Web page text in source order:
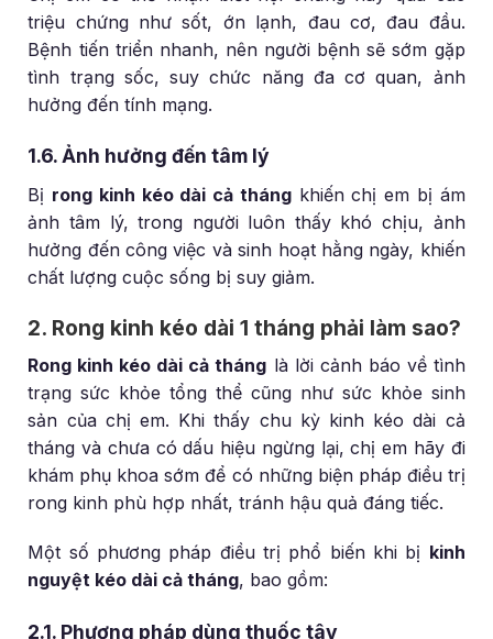
triệu chứng như sốt, ớn lạnh, đau cơ, đau đầu.
Bệnh tiến triển nhanh, nên người bệnh sẽ sớm gặp
tình trạng sốc, suy chức năng đa cơ quan, ảnh
hưởng đến tính mạng.
1.6. Ảnh hưởng đến tâm lý
Bị rong kinh kéo dài cả thángkhiến chị em bị ám
ảnh tâm lý, trong người luôn thấy khó chịu, ảnh
hưởng đến công việc và sinh hoạt hằng ngày, khiến
chất lượng cuộc sống bị suy giảm.
2. Rong kinh kéo dài 1 tháng phải làm sao?
Rong kinh kéo dài cả tháng là lời cảnh báo về tình
trạng sức khỏe tổng thể cũng như sức khỏe sinh
sản của chị em. Khi thấy chu kỳ kinh kéo dài cả
tháng và chưa có dấu hiệu ngừng lại, chị em hãy đi
khám phụ khoa sớm để có những biện pháp điều trị
rong kinh phù hợp nhất, tránh hậu quả đáng tiếc.
Một số phương pháp điều trị phổ biến khi bị kinh
nguyệt kéo dài cả tháng, bao gồm:
2.1. Phương pháp dùng thuốc tây